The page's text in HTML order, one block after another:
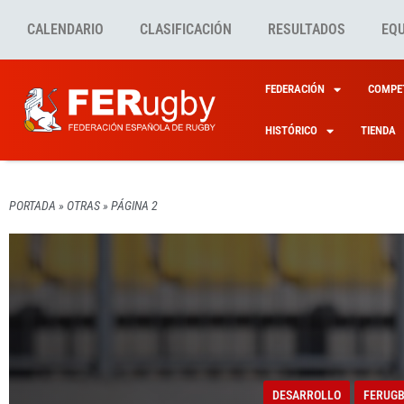
CALENDARIO CLASIFICACIÓN RESULTADOS
FEDERACIÓN
HISTÓRICO TIENDA
PORTADA » OTRAS» PÁGINA 2
FERUGBY
LA
LA